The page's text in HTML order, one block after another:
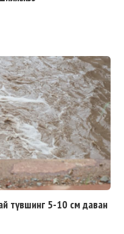
түвшинг 5-10 см даван